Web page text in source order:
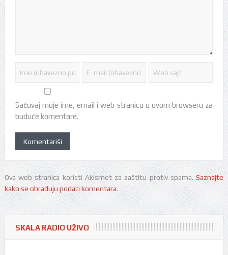
Sačuvaj moje ime, email i web stranicu u ovom browseru za
buduće komentare.
Ova web stranica koristi Akismet za zaštitu protiv spama.Saznajte
kako se obrađuju podaci komentara.
SKALA RADIO UŽIVO